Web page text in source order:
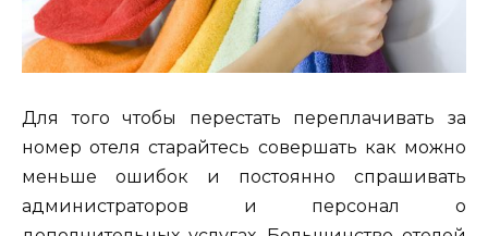
Для того чтобы перестать переплачивать за
номер отеля старайтесь совершать как можно
меньше ошибок и постоянно спрашивать
администраторов и персонал о